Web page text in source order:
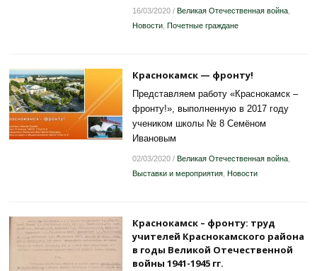
16/03/2020/ Великая Отечественная война,
Новости, Почетные граждане
Краснокамск — фронту!
Представляем работу «Краснокамск –
фронту!», выполненную в 2017 году
учеником школы № 8 Семёном
Ивановым
02/03/2020/ Великая Отечественная война,
Выставки и мероприятия, Новости
Краснокамск – фронту: труд
учителей Краснокамского района
в годы Великой Отечественной
войны 1941-1945 гг.